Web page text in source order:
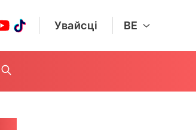
Увайсці BE